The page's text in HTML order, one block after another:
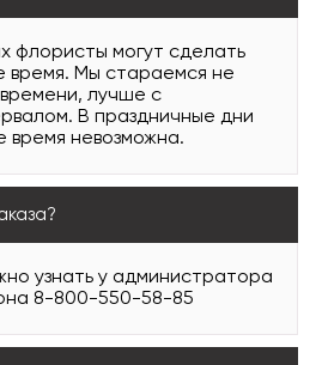
флористы могут сделать
время. Мы стараемся не
лучше с
В праздничные дни
время невозможна.
узнать у администратора
8-800-550-58-85